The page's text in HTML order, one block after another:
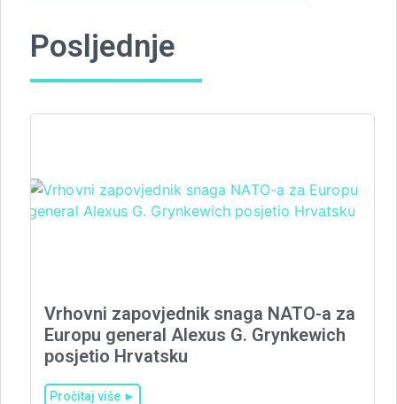
Posljednje
Vrhovni zapovjednik snaga NATO-a za
Europu general Alexus G. Grynkewich
posjetio Hrvatsku
Pročitaj više ►